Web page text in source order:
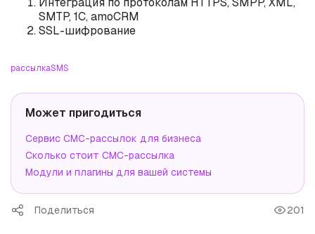
SMTP, 1С, amoCRM
SSL-шифрование
рассылкаSMS
Может пригодиться
Сервис СМС-рассылок для бизнеса
Сколько стоит СМС-рассылка
Модули и плагины для вашей системы
Поделиться 201